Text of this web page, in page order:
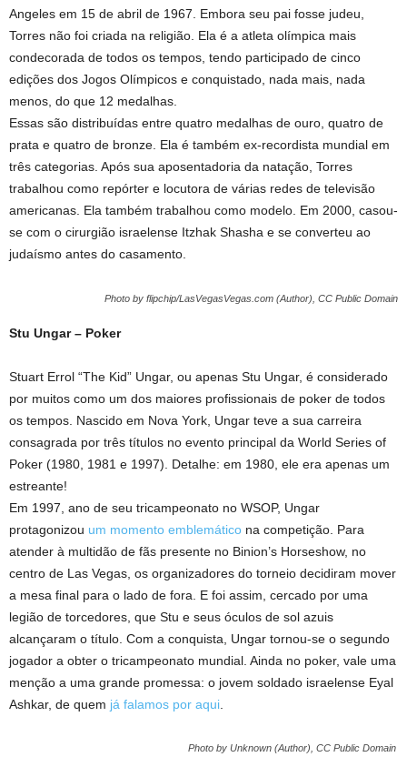
Angeles em 15 de abril de 1967. Embora seu pai fosse judeu,
Torres não foi criada na religião. Ela é a atleta olímpica mais
condecorada de todos os tempos, tendo participado de cinco
edições dos Jogos Olímpicos e conquistado, nada mais, nada
menos, do que 12 medalhas.
Essas são distribuídas entre quatro medalhas de ouro, quatro de
prata e quatro de bronze. Ela é também ex-recordista mundial em
três categorias. Após sua aposentadoria da natação, Torres
trabalhou como repórter e locutora de várias redes de televisão
americanas. Ela também trabalhou como modelo. Em 2000, casou-
se com o cirurgião israelense Itzhak Shasha e se converteu ao
judaísmo antes do casamento.
Photo by flipchip/LasVegasVegas.com (Author), CC Public Domain
Stu Ungar – Poker
Stuart Errol “The Kid” Ungar, ou apenas Stu Ungar, é considerado
por muitos como um dos maiores profissionais de poker de todos
os tempos. Nascido em Nova York, Ungar teve a sua carreira
consagrada por três títulos no evento principal da World Series of
Poker (1980, 1981 e 1997). Detalhe: em 1980, ele era apenas um
estreante!
Em 1997, ano de seu tricampeonato no WSOP, Ungar
protagonizou um momento emblemático na competição. Para
atender à multidão de fãs presente no Binion’s Horseshow, no
centro de Las Vegas, os organizadores do torneio decidiram mover
a mesa final para o lado de fora. E foi assim, cercado por uma
legião de torcedores, que Stu e seus óculos de sol azuis
alcançaram o título. Com a conquista, Ungar tornou-se o segundo
jogador a obter o tricampeonato mundial. Ainda no poker, vale uma
menção a uma grande promessa: o jovem soldado israelense Eyal
Ashkar, de quem já falamos por aqui
Photo by Unknown (Author), CC Public Domain